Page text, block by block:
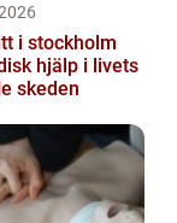
i stockholm
hjälp i livets
skeden